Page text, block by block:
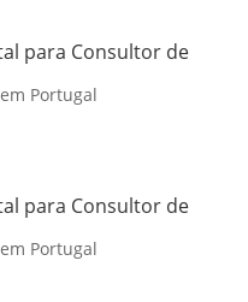
para Consultor de
Portugal
para Consultor de
Portugal